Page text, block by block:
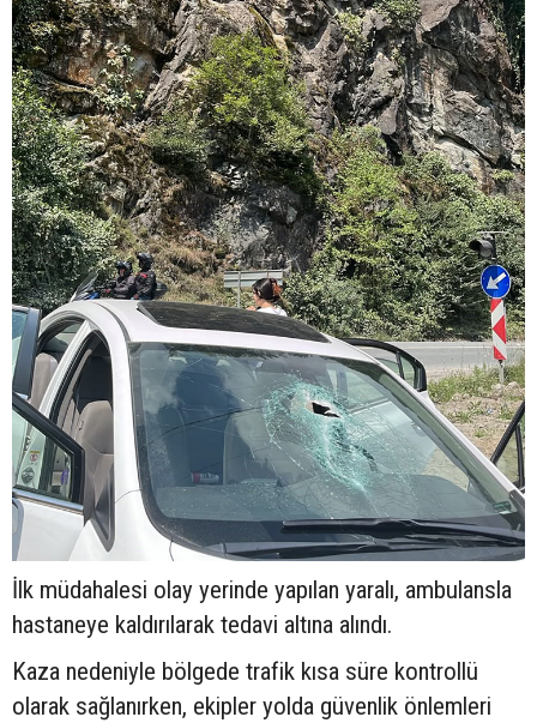
İlk müdahalesi olay yerinde yapılan yaralı, ambulansla
hastaneye kaldırılarak tedavi altına alındı.
Kaza nedeniyle bölgede trafik kısa süre kontrollü
olarak sağlanırken, ekipler yolda güvenlik önlemleri